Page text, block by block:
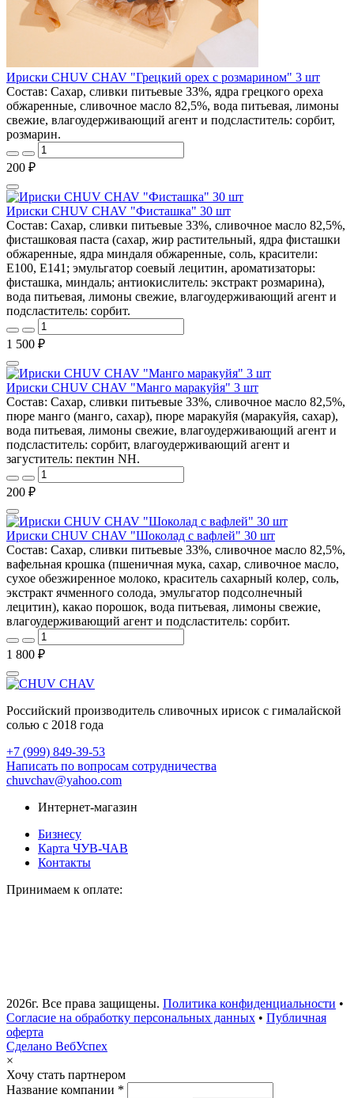
Ириски CHUV CHAV "Грецкий орех с розмарином" 3 шт
Состав: Сахар, сливки питьевые 33%, ядра грецкого ореха
обжаренные, сливочное масло 82,5%, вода питьевая, лимоны
свежие, влагоудерживающий агент и подсластитель: сорбит,
розмарин.
200 ₽
Ириски CHUV CHAV "Фисташка" 30 шт
Состав: Сахар, сливки питьевые 33%, сливочное масло 82,5%,
фисташковая паста (сахар, жир растительный, ядра фисташки
обжаренные, ядра миндаля обжаренные, соль, красители:
E100, E141; эмульгатор соевый лецитин, ароматизаторы:
фисташка, миндаль; антиокислитель: экстракт розмарина),
вода питьевая, лимоны свежие, влагоудерживающий агент и
подсластитель: сорбит.
1 500 ₽
Ириски CHUV CHAV "Манго маракуйя" 3 шт
Состав: Сахар, сливки питьевые 33%, сливочное масло 82,5%,
пюре манго (манго, сахар), пюре маракуйя (маракуйя, сахар),
вода питьевая, лимоны свежие, влагоудерживающий агент и
подсластитель: сорбит, влагоудерживающий агент и
загуститель: пектин NH.
200 ₽
Ириски CHUV CHAV "Шоколад с вафлей" 30 шт
Состав: Сахар, сливки питьевые 33%, сливочное масло 82,5%,
вафельная крошка (пшеничная мука, сахар, сливочное масло,
сухое обезжиренное молоко, краситель сахарный колер, соль,
экстракт ячменного солода, эмульгатор подсолнечный
лецитин), какао порошок, вода питьевая, лимоны свежие,
влагоудерживающий агент и подсластитель: сорбит.
1 800 ₽
Российский производитель сливочных ирисок с гималайской
солью с 2018 года
+7 (999) 849-39-53
Написать по вопросам сотрудничества
chuvchav@yahoo.com
Интернет-магазин
Бизнесу
Карта ЧУВ-ЧАВ
Контакты
Принимаем к оплате:
2026г. Все права защищены. Политика конфиденциальности •
Согласие на обработку персональных данных • Публичная
оферта
Сделано ВебУспех
×
Хочу стать партнером
Название компании *